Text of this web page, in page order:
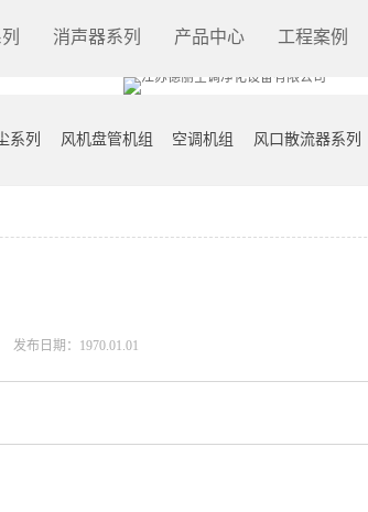
消声器系列 产品中心 工程案例
系列 风机盘管机组 空调机组 风口散流器系列
发布日期：1970.01.01